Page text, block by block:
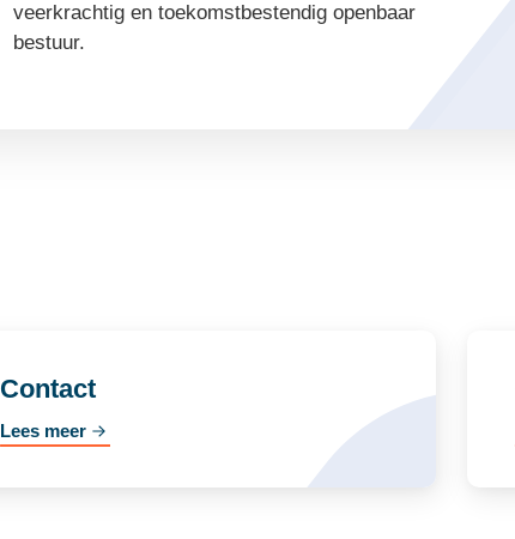
veerkrachtig en toekomstbestendig openbaar
bestuur.
Contact
Lees meer